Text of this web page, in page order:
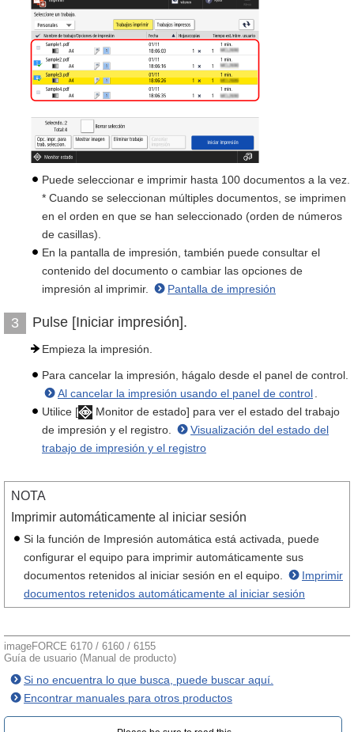
Puede seleccionar e imprimir hasta 100 documentos a la vez.
* Cuando se seleccionan múltiples documentos, se imprimen
en el orden en que se han seleccionado (orden de números
de casillas).
En la pantalla de impresión, también puede consultar el
contenido del documento o cambiar las opciones de
impresión al imprimir.
Pantalla de impresión
3 Pulse [Iniciar impresión].
Empieza la impresión.
Para cancelar la impresión, hágalo desde el panel de control.
Al cancelar la impresión usando el panel de control
Utilice [
Monitor de estado] para ver el estado del trabajo
de impresión y el registro.
Visualización del estado del
trabajo de impresión y el registro
NOTA
Imprimir automáticamente al iniciar sesión
Si la función de Impresión automática está activada, puede
configurar el equipo para imprimir automáticamente sus
documentos retenidos al iniciar sesión en el equipo.
Imprimir
documentos retenidos automáticamente al iniciar sesión
imageFORCE 6170 / 6160 / 6155
Guía de usuario (Manual de producto)
Si no encuentra lo que busca, puede buscar aquí.
Encontrar manuales para otros productos